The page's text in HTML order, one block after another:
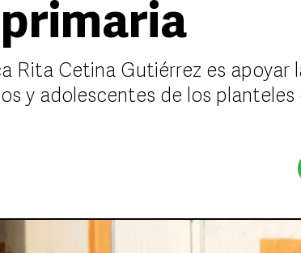
Rita Cetina Gutiérrez es apoyar
y adolescentes de los